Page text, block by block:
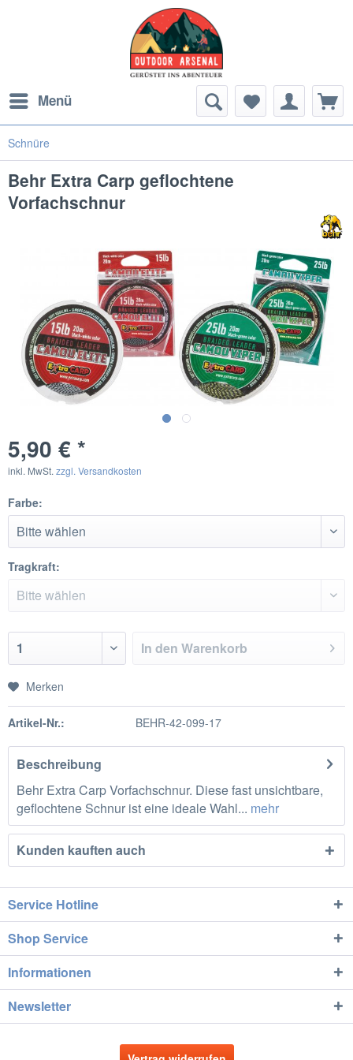
Menü
Schnüre
Behr Extra Carp geflochtene
Vorfachschnur
5,90 € *
inkl. MwSt. zzgl. Versandkosten
Farbe:
Tragkraft:
In den Warenkorb
Merken
Artikel-Nr.: BEHR-42-099-17
Beschreibung
Behr Extra Carp Vorfachschnur. Diese fast unsichtbare,
geflochtene Schnur ist eine ideale Wahl... mehr
Kunden kauften auch
Service Hotline
Shop Service
Informationen
Newsletter